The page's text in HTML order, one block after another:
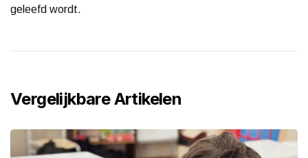
geleefd wordt.
Vergelijkbare Artikelen